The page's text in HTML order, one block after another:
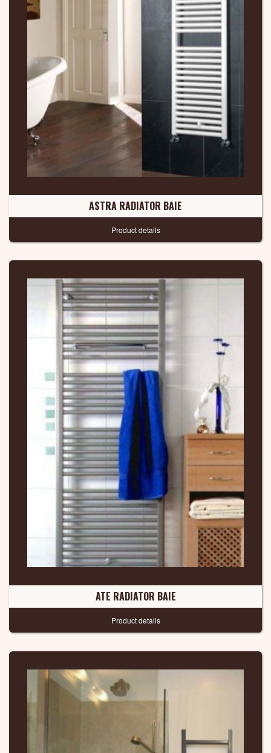
ASTRA RADIATOR BAIE
Product details
ATE RADIATOR BAIE
Product details